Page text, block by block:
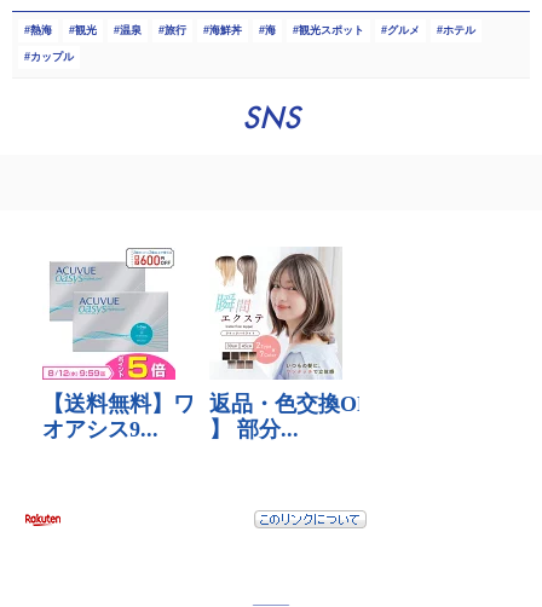
熱海 観光 温泉 旅行 海鮮丼 海 観光スポット グルメ ホテル
カップル
SNS